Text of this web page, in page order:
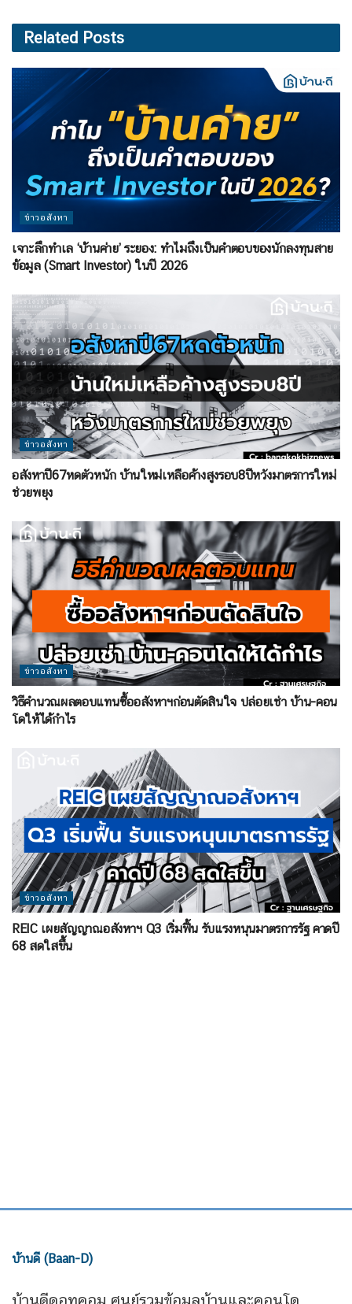
Related Posts
ข่าวอสังหา
เจาะลึกทำเล ‘บ้านค่าย’ ระยอง: ทำไมถึงเป็นคำตอบของนักลงทุนสาย
ข้อมูล (Smart Investor) ในปี 2026
ข่าวอสังหา
อสังหาปี67หดตัวหนัก บ้านใหม่เหลือค้างสูงรอบ8ปีหวังมาตรการใหม่
ช่วยพยุง
ข่าวอสังหา
วิธีคำนวณผลตอบแทนซื้ออสังหาฯก่อนตัดสินใจ ปล่อยเช่า บ้าน-คอน
โดให้ได้กำไร
ข่าวอสังหา
REIC เผยสัญญาณอสังหาฯ Q3 เริ่มฟื้น รับแรงหนุนมาตรการรัฐ คาดปี
68 สดใสขึ้น
บ้านดี (Baan-D)
บ้านดีดอทคอม ศูนย์รวมข้อมูลบ้านและคอนโด